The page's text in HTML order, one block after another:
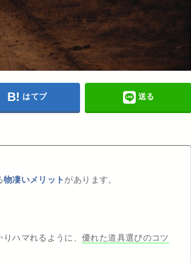
はてブ 送る
物凄いメリットがあります。
りハマれるように、優れた道具選びのコツ